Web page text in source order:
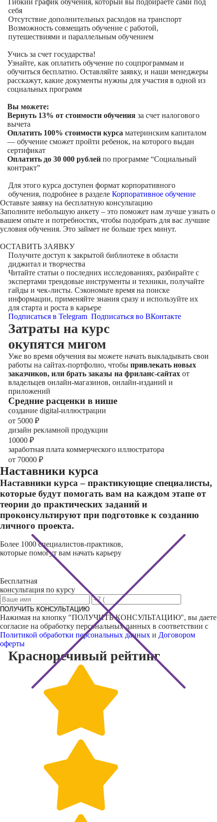
Гибкий график обучения, который вы подбираете сами под
себя
Отсутствие дополнительных расходов на транспорт
Возможность совмещать обучение с работой,
путешествиями и параллельным обучением
Учись за счет государства!
Узнайте, как оплатить обучение по соцпрограммам и
обучиться бесплатно. Оставляйте заявку, и наши менеджеры
расскажут, какие документы нужны для участия в одной из
социальных программ
Вы можете:
Вернуть 13% от стоимости обучения за счет налогового
вычета
Оплатить 100% стоимости курса материнским капиталом
— обучение сможет пройти ребенок, на которого выдан
сертификат
Оплатить до 30 000 рублей по программе “Социальный
контракт”
Для этого курса доступен формат корпоративного
обучения, подробнее в разделе Корпоративное обучение
Оставьте заявку на бесплатную консультацию
Заполните небольшую анкету – это поможет нам лучше узнать о
вашем опыте и потребностях, чтобы подобрать для вас лучшие
условия обучения. Это займет не больше трех минут.
ОСТАВИТЬ ЗАЯВКУ
Получите доступ к закрытой библиотекев области
диджитал и творчества
Читайте статьи о последних исследованиях, разбирайте с
экспертами трендовые инструменты и техники, получайте
гайды и чек-листы. Сэкономьте время на поиске
информации, применяйте знания сразу и используйте их
для старта и роста в карьере
Подписаться в Telegram Подписаться во ВКонтакте
Затраты на курс
окупятся мигом
Уже во время обучения вы можете начать выкладывать свои
работы на сайтах-портфолио, чтобы привлекать новых
заказчиков, или брать заказы на фриланс-сайтахот
владельцев онлайн-магазинов, онлайн-изданий и
приложений
Cредние расценки в нише
создание digital-иллюстрации
от 5000 ₽
дизайн рекламной продукции
10000 ₽
заработная плата коммерческого иллюстратора
от 70000 ₽
Наставники курса
Наставники курса – практикующие специалисты,
которые будут помогать вам на каждом этапе от
теории до практических заданий и
проконсультируют при подготовке к созданию
личного проекта.
Более 1000 специалистов-практиков,
которые помогут вам начать карьеру
Бесплатная
консультация по курсу
ПОЛУЧИТЬ КОНСУЛЬТАЦИЮ
Нажимая на кнопку "ПОЛУЧИТЬ КОНСУЛЬТАЦИЮ", вы даете
согласие на обработку персональных данных в соответствии с
Политикой обработки персональных данных и Договором
оферты
Красноречивый рейтинг